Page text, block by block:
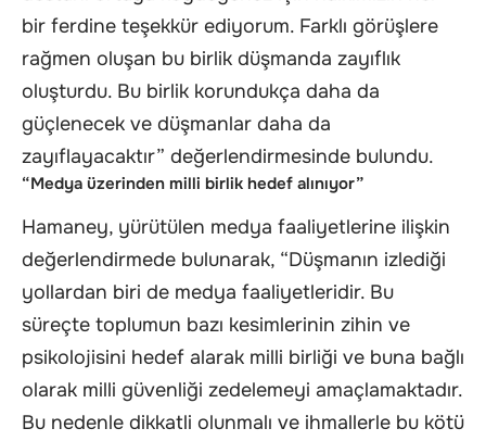
bir ferdine teşekkür ediyorum. Farklı görüşlere
rağmen oluşan bu birlik düşmanda zayıflık
oluşturdu. Bu birlik korundukça daha da
güçlenecek ve düşmanlar daha da
zayıflayacaktır” değerlendirmesinde bulundu.
“Medya üzerinden milli birlik hedef alınıyor”
Hamaney, yürütülen medya faaliyetlerine ilişkin
değerlendirmede bulunarak, “Düşmanın izlediği
yollardan biri de medya faaliyetleridir. Bu
süreçte toplumun bazı kesimlerinin zihin ve
psikolojisini hedef alarak milli birliği ve buna bağlı
olarak milli güvenliği zedelemeyi amaçlamaktadır.
Bu nedenle dikkatli olunmalı ve ihmallerle bu kötü